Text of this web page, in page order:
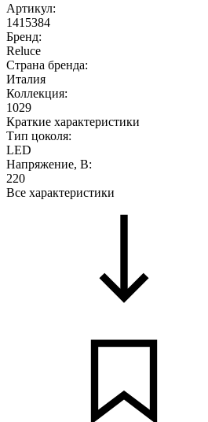
Артикул:
1415384
Бренд:
Reluce
Страна бренда:
Италия
Коллекция:
1029
Краткие характеристики
Тип цоколя:
LED
Напряжение, В:
220
Все характеристики